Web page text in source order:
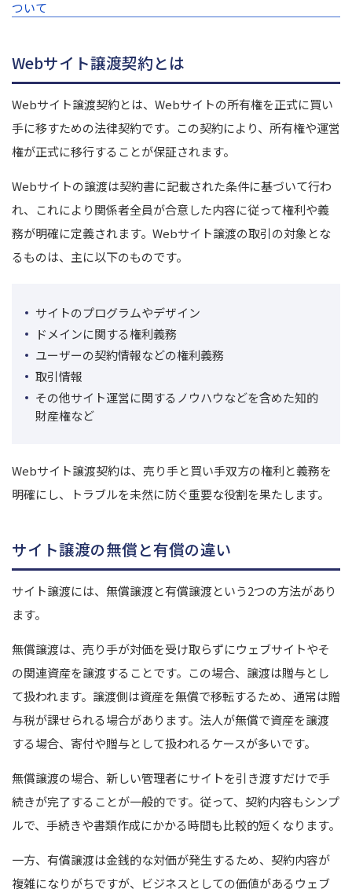
ついて
Webサイト譲渡契約とは
Webサイト譲渡契約とは、Webサイトの所有権を正式に買い
手に移すための法律契約です。この契約により、所有権や運営
権が正式に移行することが保証されます。
Webサイトの譲渡は契約書に記載された条件に基づいて行わ
れ、これにより関係者全員が合意した内容に従って権利や義
務が明確に定義されます。 Webサイト譲渡の取引の対象とな
るものは、主に以下のものです。
サイトのプログラムやデザイン
ドメインに関する権利義務
ユーザーの契約情報などの権利義務
取引情報
その他サイト運営に関するノウハウなどを含めた知的
財産権など
Webサイト譲渡契約は、売り手と買い手双方の権利と義務を
明確にし、トラブルを未然に防ぐ重要な役割を果たします。
サイト譲渡の無償と有償の違い
サイト譲渡には、無償譲渡と有償譲渡という2つの方法があり
ます。
無償譲渡は、売り手が対価を受け取らずにウェブサイトやそ
の関連資産を譲渡することです。この場合、譲渡は贈与とし
て扱われます。 譲渡側は資産を無償で移転するため、通常は贈
与税が課せられる場合があります。法人が無償で資産を譲渡
する場合、寄付や贈与として扱われるケースが多いです。
無償譲渡の場合、新しい管理者にサイトを引き渡すだけで手
続きが完了することが一般的です。従って、契約内容もシンプ
ルで、手続きや書類作成にかかる時間も比較的短くなります。
一方、有償譲渡は金銭的な対価が発生するため、契約内容が
複雑になりがちですが、ビジネスとしての価値があるウェブ